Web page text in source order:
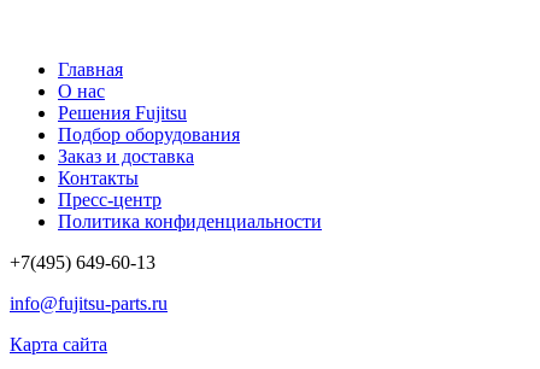
Главная
О нас
Решения Fujitsu
Подбор оборудования
Заказ и доставка
Контакты
Пресс-центр
Политика конфиденциальности
+7(495) 649-60-13
info@fujitsu-parts.ru
Карта сайта